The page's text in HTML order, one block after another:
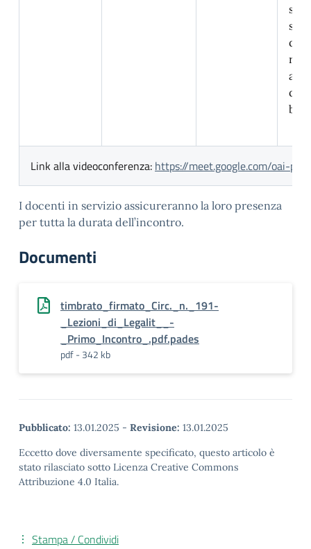
di
Link alla videoconferenza: https://meet.google.com/oai-
I docenti in servizio assicureranno la loro presenza
per tutta la durata dell’incontro.
Documenti
timbrato_firmato_Circ._n._191-
_Lezioni_di_Legalit__-
_Primo_Incontro_.pdf.pades
pdf - 342 kb
Pubblicato: 13.01.2025 - Revisione: 13.01.2025
Eccetto dove diversamente specificato, questo articolo è
stato rilasciato sotto Licenza Creative Commons
Attribuzione 4.0 Italia.
Stampa / Condividi